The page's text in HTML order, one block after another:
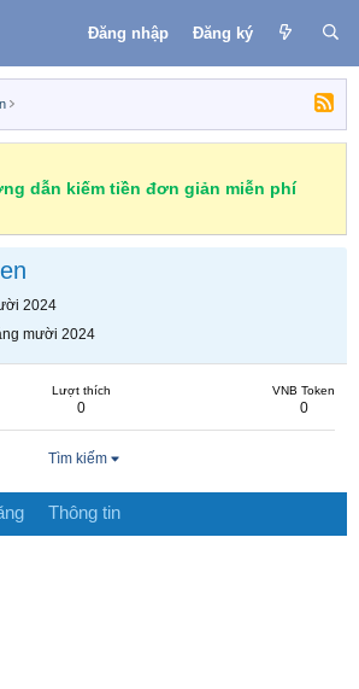
Đăng nhập Đăng ký
dẫn kiếm tiền đơn giản miễn phí
2024
mười 2024
Lượt thích
0
VNB Token
0
Tìm kiếm
Thông tin